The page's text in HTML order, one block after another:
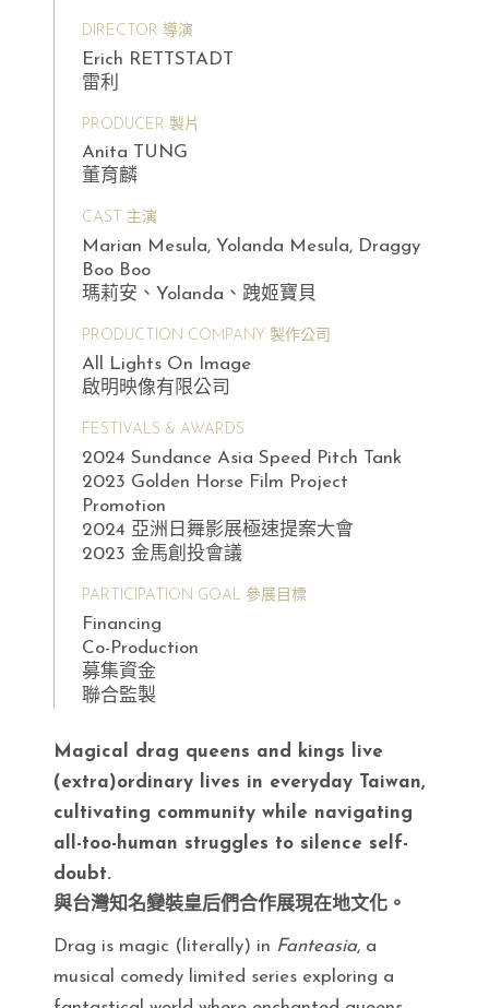
DIRECTOR 導演
Erich RETTSTADT
雷利
PRODUCER 製片
Anita TUNG
董育麟
CAST 主演
Marian Mesula, Yolanda Mesula, Draggy
Boo Boo
瑪莉安、Yolanda、跩姬寶貝
PRODUCTION COMPANY 製作公司
All Lights On Image
啟明映像有限公司
FESTIVALS & AWARDS
2024 Sundance Asia Speed Pitch Tank
2023 Golden Horse Film Project
Promotion
2024 亞洲日舞影展極速提案大會
2023 金馬創投會議
PARTICIPATION GOAL 參展目標
Financing
Co-Production
募集資金
聯合監製
Magical drag queens and kings live
(extra)ordinary lives in everyday Taiwan,
cultivating community while navigating
all-too-human struggles to silence self-
doubt.
與台灣知名變裝皇后們合作展現在地文化。
Drag is magic (literally) in Fanteasia, a
musical comedy limited series exploring a